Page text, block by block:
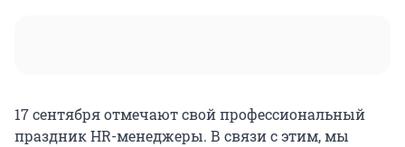
17 сентября отмечают свой профессиональный
праздник HR-менеджеры. В связи с этим, мы